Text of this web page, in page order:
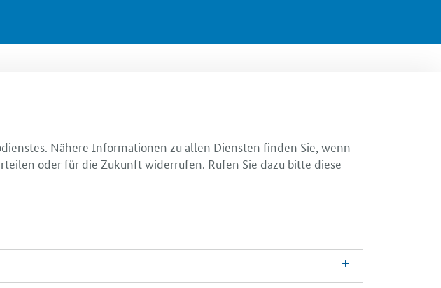
Nähere Informationen zu allen Diensten finden Sie, wenn
oder für die Zukunft widerrufen. Rufen Sie dazu bitte diese